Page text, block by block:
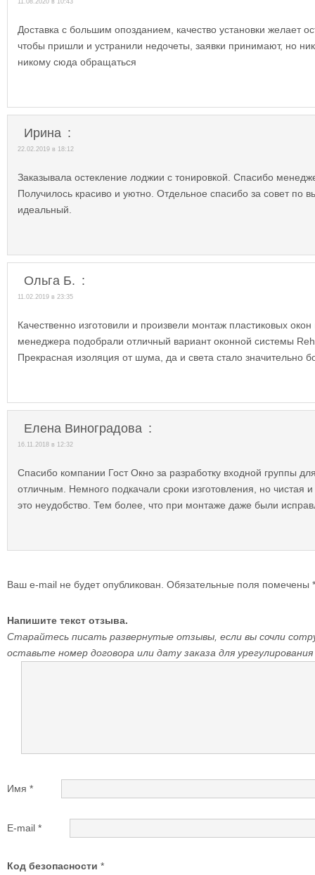
Доставка с большим опозданием, качество установки желает
чтобы пришли и устранили недочеты, заявки принимают, но
никому сюда обращаться
Ирина :
22.02.2019 в 18:12
Заказывала остекление лоджии с тонировкой. Спасибо
Получилось красиво и уютно. Отдельное спасибо за совет по
идеальный.
Ольга Б. :
11.02.2019 в 23:35
Качественно изготовили и произвели монтаж пластиковых
менеджера подобрали отличный вариант оконной системы
Прекрасная изоляция от шума, да и света стало значительно
Елена Виноградова :
16.11.2018 в 12:32
Спасибо компании Гост Окно за разработку входной группы
отличным. Немного подкачали сроки изготовления, но чистая
это неудобство. Тем более, что при монтаже даже были
Ваш e-mail не будет опубликован. Обязательные поля помечены *
Напишите текст отзыва.
Старайтесь писать развернутые отзывы, если вы сочли
оставьте номер договора или дату заказа для
Имя *
E-mail *
Код безопасности *